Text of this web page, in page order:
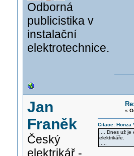
Odborná
publicistika v
instalační
elektrotechnice.
Jan
Franěk
Český
elektrikář -
«
Citace: Honza
.... Dnes už
elektrikáře.